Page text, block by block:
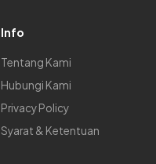
Info
Tentang Kami
Hubungi Kami
Privacy Policy
Syarat & Ketentuan